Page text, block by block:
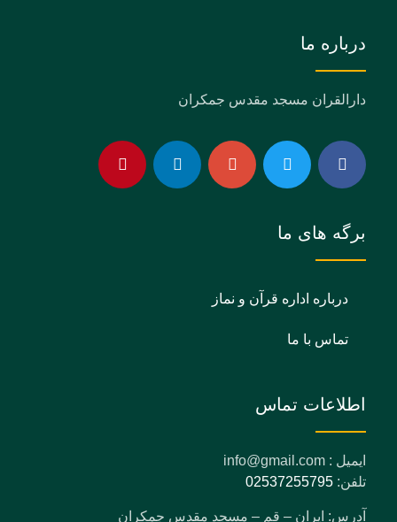
درباره ما
دارالقران مسجد مقدس جمکران
برگه های ما
درباره اداره قرآن و نماز
تماس با ما
اطلاعات تماس
ایمیل : info@gmail.com
تلفن: 02537255795
آدرس: ایران – قم – مسجد مقدس جمکران